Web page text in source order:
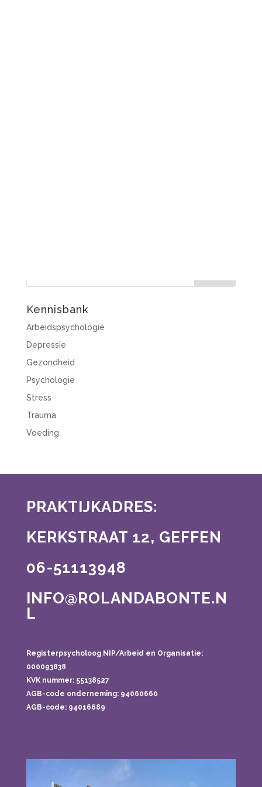
Kennisbank
Arbeidspsychologie
Depressie
Gezondheid
Psychologie
Stress
Trauma
Voeding
PRAKTIJKADRES:
KERKSTRAAT 12, GEFFEN
06-51113948
INFO@ROLANDABONTE.N
L
Registerpsycholoog NIP/Arbeid en Organisatie:
000093838
KVK nummer: 55138527
AGB-code onderneming: 94060660
AGB-code: 94016689